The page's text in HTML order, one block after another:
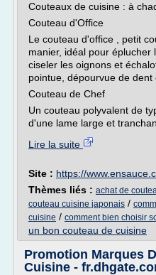
Couteaux de cuisine : à
Couteau d'Office
Le couteau d'office , petit
manier, idéal pour éplucher
ciseler les oignons et
pointue, dépourvue de dent
Couteau de Chef
Un couteau polyvalent de
d'une lame large et
Lire la suite
Site : https://
Thèmes liés : achat de
couteau cuisine japonais /
cuisine / comment bien choisir
un bon couteau de cuisine
Promotion Marques
Cuisine -